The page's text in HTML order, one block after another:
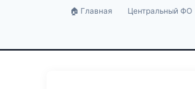
🏠 Главная Центральный ФО